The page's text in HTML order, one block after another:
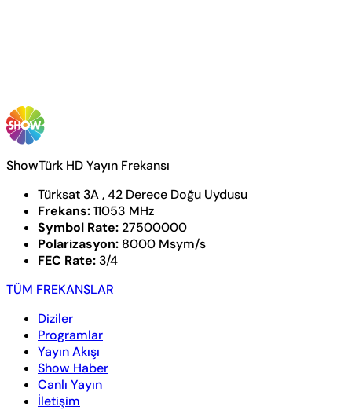
ShowTürk HD Yayın Frekansı
Türksat 3A , 42 Derece Doğu Uydusu
Frekans:11053 MHz
Symbol Rate: 27500000
Polarizasyon: 8000 Msym/s
FEC Rate: 3/4
TÜM FREKANSLAR
Diziler
Programlar
Yayın Akışı
Show Haber
Canlı Yayın
İletişim